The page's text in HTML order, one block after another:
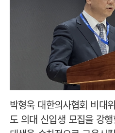
박형욱 대한의사협회 비대
도 의대 신입생 모집을 강